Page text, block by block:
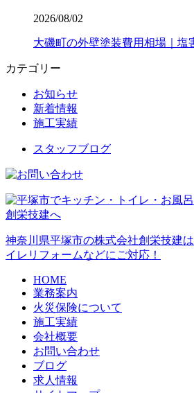
2026/08/02
大磯町の外壁塗装費用相場｜塩
カテゴリー
お知らせ
新着情報
施工実績
スタッフブログ
神奈川県平塚市の株式会社創栄技建
イレリフォームなどにご対応！
HOME
業務案内
火災保険について
施工実績
会社概要
お問い合わせ
ブログ
求人情報